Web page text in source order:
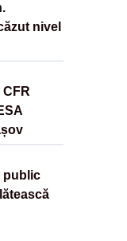
nivel
public